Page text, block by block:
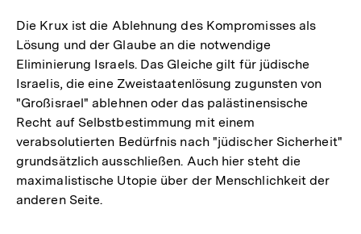
Die Krux ist die Ablehnung des Kompromisses als
Lösung und der Glaube an die notwendige
Eliminierung Israels. Das Gleiche gilt für jüdische
Israelis, die eine Zweistaatenlösung zugunsten von
"Großisrael" ablehnen oder das palästinensische
Recht auf Selbstbestimmung mit einem
verabsolutierten Bedürfnis nach "jüdischer Sicherheit"
grundsätzlich ausschließen. Auch hier steht die
maximalistische Utopie über der Menschlichkeit der
anderen Seite.